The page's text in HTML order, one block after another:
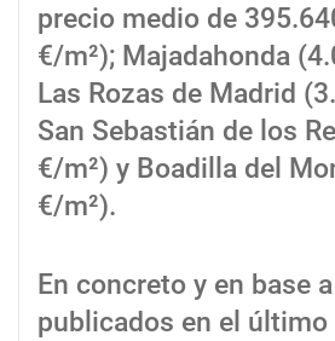
precio medio de
€/m²); Majadahonda
Las Rozas de Madrid
San Sebastián de los
€/m²) y Boadilla del
€/m²).
En concreto y en base
publicados en el